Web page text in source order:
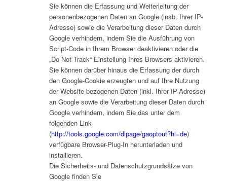
Sie können die Erfassung und Weiterleitung der
personenbezogenen Daten an Google (insb. Ihrer IP-
Adresse) sowie die Verarbeitung dieser Daten durch
Google verhindern, indem Sie die Ausführung von
Script-Code in Ihrem Browser deaktivieren oder die
„Do Not Track“ Einstellung Ihres Browsers aktivieren.
Sie können darüber hinaus die Erfassung der durch
den Google-Cookie erzeugten und auf Ihre Nutzung
der Website bezogenen Daten (inkl. Ihrer IP-Adresse)
an Google sowie die Verarbeitung dieser Daten durch
Google verhindern, indem Sie das unter dem
folgenden Link
(http://tools.google.com/dlpage/gaoptout?hl=de)
verfügbare Browser-Plug-In herunterladen und
installieren.
Die Sicherheits- und Datenschutzgrundsätze von
Google finden Sie